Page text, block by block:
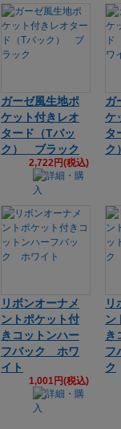
ガーゼ風生地ポ
ケット付きレオ
タード（Tバッ
ク） ブラック
2,722円(税込)
ガ
ケ
タ
ク
リボンオーナメ
ントポケット付
きコットンハー
フバック ホワ
イト
1,001円(税込)
リ
ン
き
フ
ク